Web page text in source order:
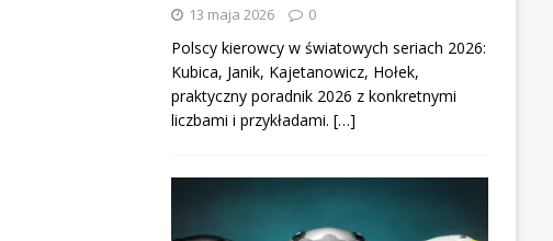
13 maja 2026 0
Polscy kierowcy w światowych seriach 2026:
Kubica, Janik, Kajetanowicz, Hołek,
praktyczny poradnik 2026 z konkretnymi
liczbami i przykładami. […]